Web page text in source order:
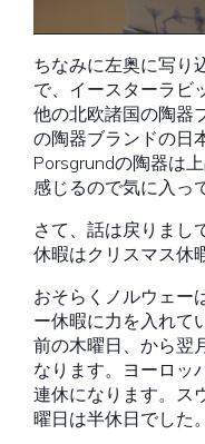
ちなみに左奥に写り
で、イースターラビ
他の北欧諸国の陶器
の陶器ブランドの日
Porsgrundの陶器は
感じるので気に入っ
さて、話は戻りまし
休暇はクリスマス休
おそらくノルウェー
ー休暇に力を入れて
前の木曜日、から翌
なります。ヨーロッ
連休になります。ス
曜日は半休日でした。